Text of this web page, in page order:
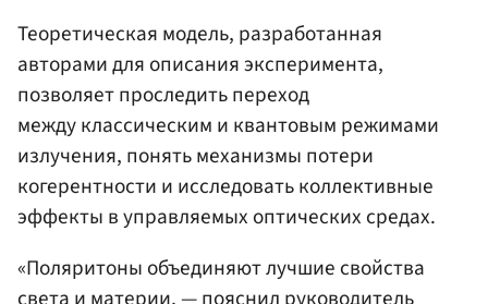
Теоретическая модель, разработанная
авторами для описания эксперимента,
позволяет проследить переход
между классическим и квантовым режимами
излучения, понять механизмы потери
когерентности и исследовать коллективные
эффекты в управляемых оптических средах.
«Поляритоны объединяют лучшие свойства